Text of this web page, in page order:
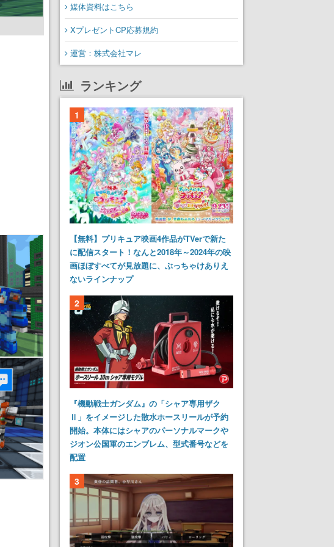
媒体資料はこちら
XプレゼントCP応募規約
運営：株式会社マレ
ランキング
1
【無料】プリキュア映画4作品がTVerで新た
に配信スタート！なんと2018年～2024年の映
画ほぼすべてが見放題に、ぶっちゃけありえ
ないラインナップ
2
『機動戦士ガンダム』の「シャア専用ザク
Ⅱ」をイメージした散水ホースリールが予約
開始。本体にはシャアのパーソナルマークや
ジオン公国軍のエンブレム、型式番号などを
配置
3